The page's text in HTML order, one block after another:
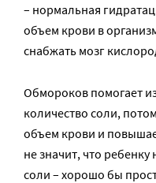
– нормальная
объем крови в
снабжать мозг
Обмороков помогает
количество соли,
объем крови и
не значит, что
соли – хорошо бы